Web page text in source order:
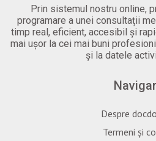
Prin sistemul nostru online,
programare a unei consultații
timp real, eficient, accesibil și
mai ușor la cei mai buni
și la datele
Despre
Termeni și